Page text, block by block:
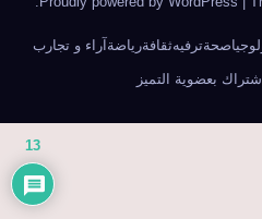
صحةترفيهثقافةرياضة آراء و تجارب
بعضوية التميز
13